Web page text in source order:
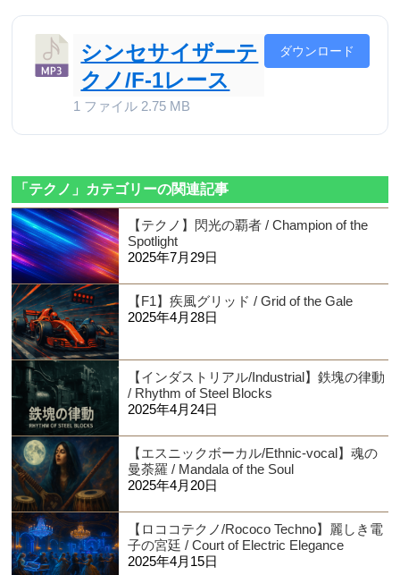
シンセサイザーテ
クノ/F-1レース
1 ファイル 2.75 MB
ダウンロード
「テクノ」カテゴリーの関連記事
【テクノ】閃光の覇者 / Champion of the
Spotlight
2025年7月29日
【F1】疾風グリッド / Grid of the Gale
2025年4月28日
【インダストリアル/Industrial】鉄塊の律動
/ Rhythm of Steel Blocks
2025年4月24日
【エスニックボーカル/Ethnic-vocal】魂の
曼荼羅 / Mandala of the Soul
2025年4月20日
【ロココテクノ/Rococo Techno】麗しき電
子の宮廷 / Court of Electric Elegance
2025年4月15日